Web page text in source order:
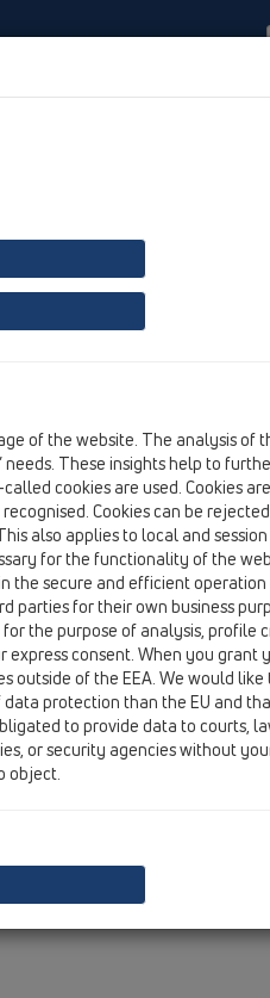
plast
Nástavec d 145mm s rámem
z plastu. Celková výška 90mm,
pro: podlahové vpustě HL72(.1)(K)(H),
of the website. The analysis of
These insights help to
cookies are used. Cookies
Cookies can be
also applies to local and
for the functionality of the
the secure and efficient
parties for their own business
the purpose of analysis, profile
consent. When you grant
outside of the EEA. We would
protection than the EU and
to provide data to courts,
or security agencies without
object.